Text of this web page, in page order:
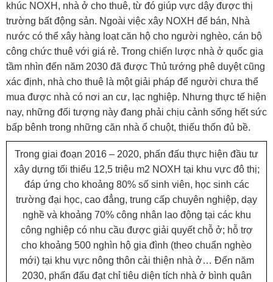
khúc NOXH, nhà ở cho thuê, từ đó giúp vực dậy được thị
trường bất động sản. Ngoài việc xây NOXH để bán, Nhà
nước có thể xây hàng loạt căn hộ cho người nghèo, cán bộ
công chức thuê với giá rẻ. Trong chiến lược nhà ở quốc gia
tầm nhìn đến năm 2030 đã được Thủ tướng phê duyệt cũng
xác định, nhà cho thuê là một giải pháp để người chưa thể
mua được nhà có nơi an cư, lạc nghiệp. Nhưng thực tế hiện
nay, những đối tượng này đang phải chịu cảnh sống hết sức
bấp bênh trong những căn nhà ổ chuột, thiếu thốn đủ bề.
Trong giai đoạn 2016 – 2020, phấn đấu thực hiện đầu tư
xây dựng tối thiểu 12,5 triệu m2 NOXH tại khu vực đô thị;
đáp ứng cho khoảng 80% số sinh viên, học sinh các
trường đại học, cao đẳng, trung cấp chuyên nghiệp, dạy
nghề và khoảng 70% công nhân lao động tại các khu
công nghiệp có nhu cầu được giải quyết chỗ ở; hỗ trợ
cho khoảng 500 nghìn hộ gia đình (theo chuẩn nghèo
mới) tại khu vực nông thôn cải thiện nhà ở… Ðến năm
2030, phấn đấu đạt chỉ tiêu diện tích nhà ở bình quân